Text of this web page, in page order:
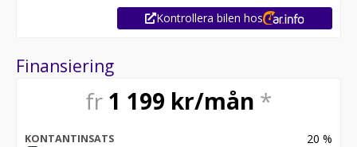
Kontrollera bilen hos
Finansiering
fr 1 199 kr/mån *
KONTANTINSATS 20 %